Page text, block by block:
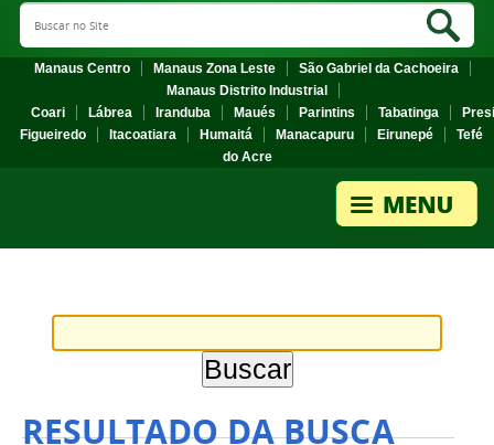
Search Site
Manaus Centro Manaus Zona Leste
São Gabriel da Cachoeira
Manaus Distrito Industrial
Coari
Lábrea Iranduba Maués Parintins Tabatinga
Figueiredo
Itacoatiara Humaitá Manacapuru Eirunepé
Tefé
do Acre
RESULTADO DA BUSCA